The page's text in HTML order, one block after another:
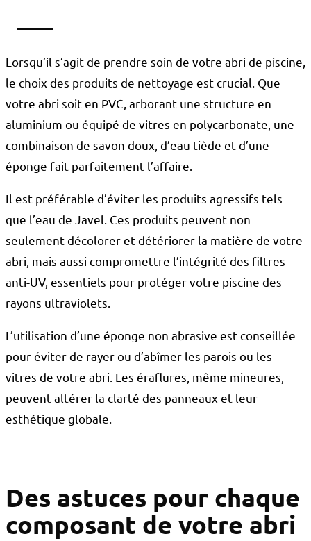
Lorsqu’il s’agit de prendre soin de votre abri de piscine,
le choix des produits de nettoyage est crucial. Que
votre abri soit en PVC, arborant une structure en
aluminium ou équipé de vitres en polycarbonate, une
combinaison de savon doux, d’eau tiède et d’une
éponge fait parfaitement l’affaire.
Il est préférable d’éviter les produits agressifs tels
que l’eau de Javel. Ces produits peuvent non
seulement décolorer et détériorer la matière de votre
abri, mais aussi compromettre l’intégrité des filtres
anti-UV, essentiels pour protéger votre piscine des
rayons ultraviolets.
L’utilisation d’une éponge non abrasive est conseillée
pour éviter de rayer ou d’abîmer les parois ou les
vitres de votre abri. Les éraflures, même mineures,
peuvent altérer la clarté des panneaux et leur
esthétique globale.
Des astuces pour chaque
composant de votre abri